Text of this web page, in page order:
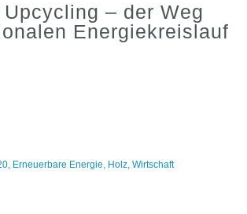
– der Weg
Energiekreislauf
, Erneuerbare Energie, Holz,Wirtschaft